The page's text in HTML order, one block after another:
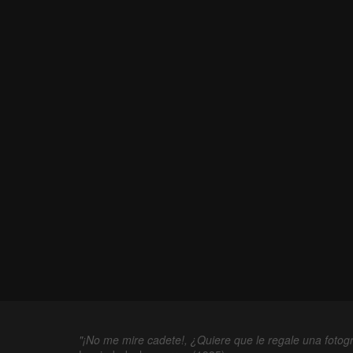
"¡No me mire cadete!, ¿Quiere que le regale una